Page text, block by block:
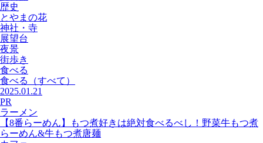
歴史
とやまの花
神社・寺
展望台
夜景
街歩き
食べる
食べる
（すべて）
2025.01.21
PR
ラーメン
【8番らーめん】もつ煮好きは絶対食べるべし！野菜牛もつ煮
らーめん&牛もつ煮唐麺